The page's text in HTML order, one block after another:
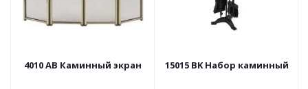
4010 АВ Каминный экран 15015 BK Набор каминный